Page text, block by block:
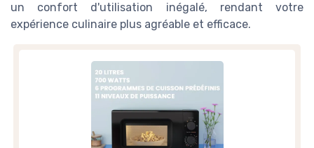
un confort d'utilisation inégalé, rendant votre
expérience culinaire plus agréable et efficace.